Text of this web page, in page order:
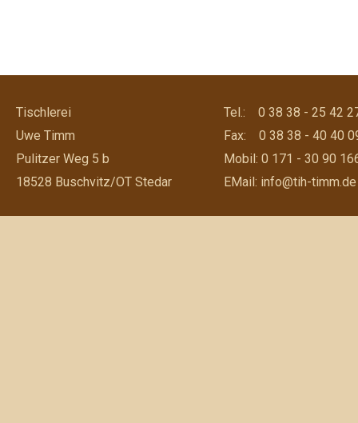
Tischlerei
Uwe Timm
Pulitzer Weg 5 b
18528 Buschvitz/OT Stedar
Tel.: 0 38 38 - 25 42
Fax: 0 38 38 - 40 40
Mobil: 0 171 - 30 90
EMail: info@tih-timm.de